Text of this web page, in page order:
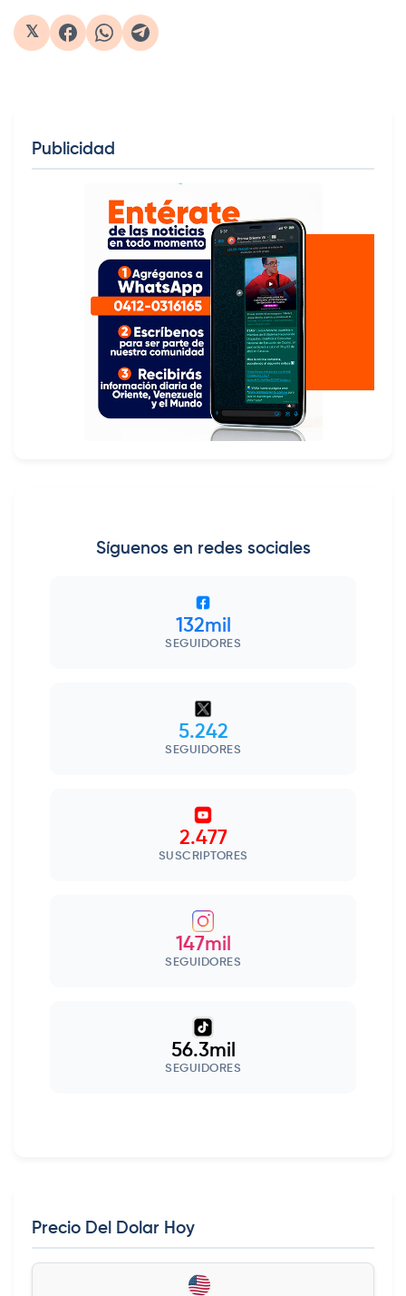
𝕏
Publicidad
Síguenos en redes sociales
132mil
SEGUIDORES
5.242
SEGUIDORES
2.477
SUSCRIPTORES
147mil
SEGUIDORES
56.3mil
SEGUIDORES
Precio Del Dolar Hoy